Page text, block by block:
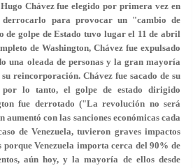
Chávez fue elegido por primera vez en
derrocarlo para provocar un "cambio de
golpe de Estado tuvo lugar el 11 de abril
de Washington, Chávez fue expulsado
una oleada de personas y la gran mayoría
reincorporación. Chávez fue sacado de su
lo tanto, el golpe de estado dirigido
fue derrotado ("La revolución no será
con las sanciones económicas cada
de Venezuela, tuvieron graves impactos
Venezuela importa cerca del 90% de
aún hoy, y la mayoría de ellos desde